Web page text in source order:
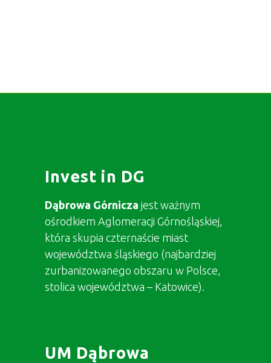
Invest in DG
Dąbrowa Górnicza jest ważnym
ośrodkiem Aglomeracji Górnośląskiej,
która skupia czternaście miast
województwa śląskiego (najbardziej
zurbanizowanego obszaru w Polsce,
stolica województwa – Katowice).
UM Dąbrowa